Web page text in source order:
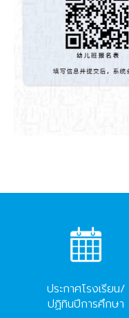
ประกาศโรงเรียน/
ปฏิทินปีการศึกษา